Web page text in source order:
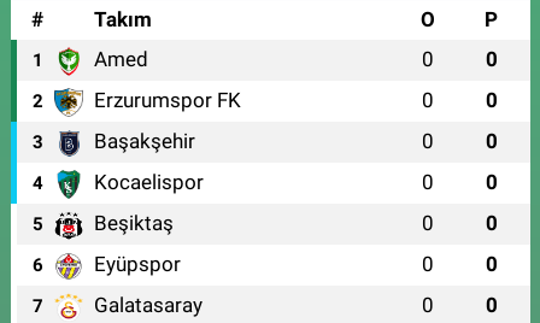
#
Takım O P
1 Amed 0 0
2 Erzurumspor FK 0 0
3 Başakşehir 0 0
4 Kocaelispor 0 0
5 Beşiktaş 0 0
6 Eyüpspor 0 0
7 Galatasaray 0 0